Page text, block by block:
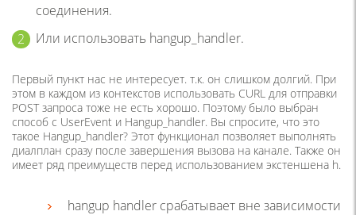
соединения.
Или использовать hangup_handler.
Первый пункт нас не интересует. т.к. он слишком долгий. При
этом в каждом из контекстов использовать CURL для отправки
POST запроса тоже не есть хорошо. Поэтому было выбран
способ с UserEvent и Hangup_handler. Вы спросите, что это
такое Hangup_handler? Этот функционал позволяет выполнять
диалплан сразу после завершения вызова на канале. Также он
имеет ряд преимуществ перед использованием экстеншена h.
hangup handler срабатывает вне зависимости